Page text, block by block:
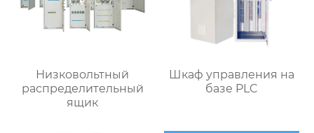
Низковольтный
распределительный
ящик
Шкаф управления на
базе PLC